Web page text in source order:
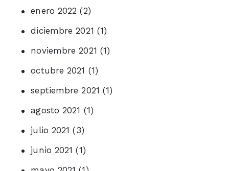
enero 2022 (2)
diciembre 2021 (1)
noviembre 2021 (1)
octubre 2021 (1)
septiembre 2021 (1)
agosto 2021 (1)
julio 2021 (3)
junio 2021 (1)